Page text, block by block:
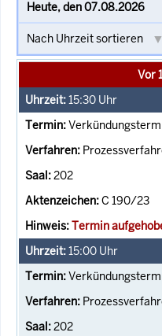
Vor
15:30 Uhr
202
C 190/23
Termin
15:00 Uhr
202